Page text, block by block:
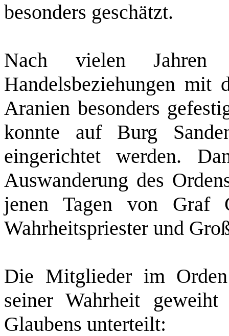
besonders geschätzt.
Nach vielen
Handelsbeziehungen mit
Aranien besonders
konnte auf Burg
eingerichtet werden.
Auswanderung des
jenen Tagen von Graf
Wahrheitspriester und
Die Mitglieder im
seiner Wahrheit
Glaubens unterteilt: